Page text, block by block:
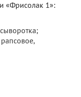
«Фрисолак 1»: